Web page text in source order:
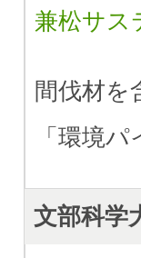
兼松サス
間伐材を
「環境
文部科学